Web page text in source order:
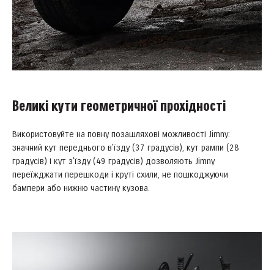
Великі кути геометричної прохідності
Використовуйте на повну позашляхові можливості Jimny:
значний кут переднього в'їзду (37 градусів), кут рампи (28
градусів) і кут з'їзду (49 градусів) дозволяють Jimny
переїжджати перешкоди і круті схили, не пошкоджуючи
бампери або нижню частину кузова.